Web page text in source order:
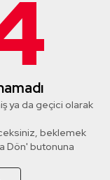
ya da geçici olarak
beklemek
Dön' butonuna